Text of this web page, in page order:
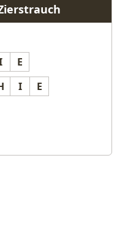
E
I E